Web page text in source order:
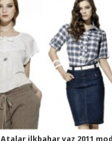
Atalar ilkbahar yaz 2011